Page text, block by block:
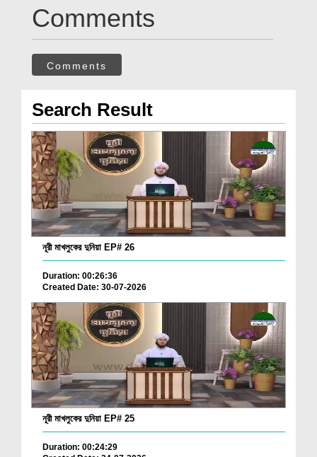
Comments
Comments
Search Result
নূরী মাখলুকের দুনিয়া EP# 26
Duration: 00:26:36
Created Date: 30-07-2026
নূরী মাখলুকের দুনিয়া EP# 25
Duration: 00:24:29